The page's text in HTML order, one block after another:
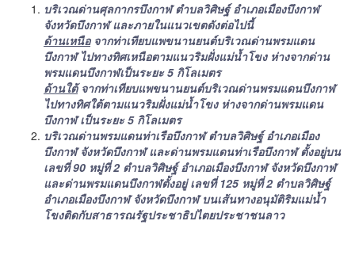
บริเวณด่านศุลกากรบึงกาฬ ตำบลวิศิษฐ์ อำเภอเมืองบึงกาฬ
จังหวัดบึงกาฬ และภายในแนวเขตดังต่อไปนี้
ด้านเหนือจากท่าเทียบแพขนานยนต์บริเวณด่านพรมแดน
บึงกาฬ ไปทางทิศเหนือตามแนวริมฝั่งแม่น้ำโขง ห่างจากด่าน
พรมแดนบึงกาฬเป็นระยะ 5 กิโลเมตร
ด้านใต้จากท่าเทียบแพขนานยนต์บริเวณด่านพรมแดนบึงกาฬ
ไปทางทิศใต้ตามแนวริมฝั่งแม่น้ำโขง ห่างจากด่านพรมแดน
บึงกาฬ เป็นระยะ 5 กิโลเมตร
บริเวณด่านพรมแดนท่าเรือบึงกาฬ ตำบลวิศิษฐ์ อำเภอเมือง
บึงกาฬ จังหวัดบึงกาฬ และด่านพรมแดนท่าเรือบึงกาฬ ตั้งอยู่บน
เลขที่ 90 หมู่ที่ 2 ตำบลวิศิษฐ์ อำเภอเมืองบึงกาฬ จังหวัดบึงกาฬ
และด่านพรมแดนบึงกาฬตั้งอยู่ เลขที่ 125 หมู่ที่ 2 ตำบลวิศิษฐ์
อำเภอเมืองบึงกาฬ จังหวัดบึงกาฬ บนเส้นทางอนุมัติริมแม่น้ำ
โขงติดกับสาธารณรัฐประชาธิปไตยประชาชนลาว